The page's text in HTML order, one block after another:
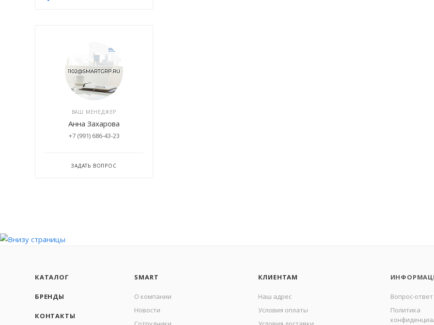
ВАШ МЕНЕДЖЕР
Анна Захарова
+7 (991) 686-43-23
ЗАДАТЬ ВОПРОС
КАТАЛОГ
БРЕНДЫ
КОНТАКТЫ
SMART
О компании
Новости
КЛИЕНТАМ
Наш адрес
Условия оплаты
Вопрос-ответ
Политика